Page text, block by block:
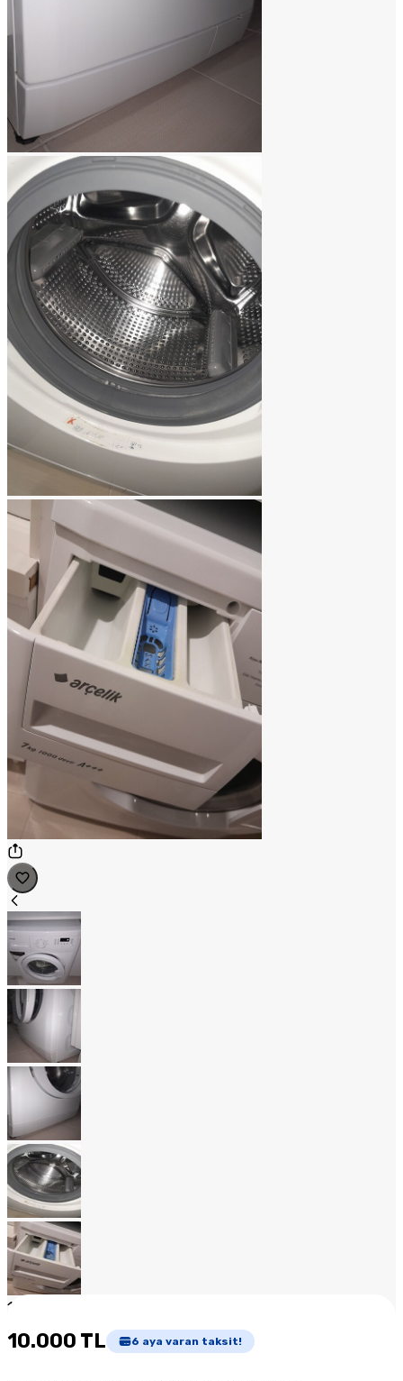
1
10.000 TL 6 aya varan taksit!